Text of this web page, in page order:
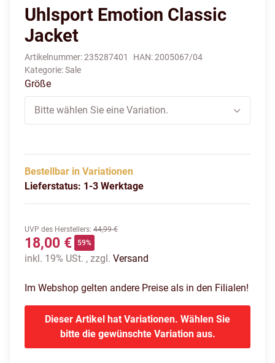
Uhlsport Emotion Classic
Jacket
Artikelnummer:235287401 HAN:2005067/04
Kategorie:Sale
Größe
Bitte wählen Sie eine Variation.
Bestellbar in Variationen
Lieferstatus: 1-3 Werktage
UVP des Herstellers: 44,99 €
18,00 € 59%
inkl. 19% USt. , zzgl. Versand
Im Webshop gelten andere Preise als in den Filialen!
Dieser Artikel hat Variationen. Wählen Sie
bitte die gewünschte Variation aus.